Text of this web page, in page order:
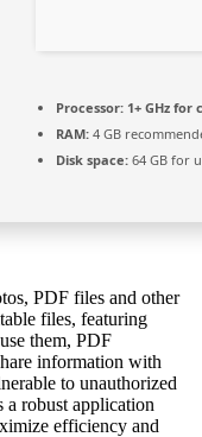
Processor: 1+ GHz for
RAM: 4 GB
Disk space: 64 GB for
PDF files and other
files, featuring
them, PDF
information with
to unauthorized
robust application
efficiency and